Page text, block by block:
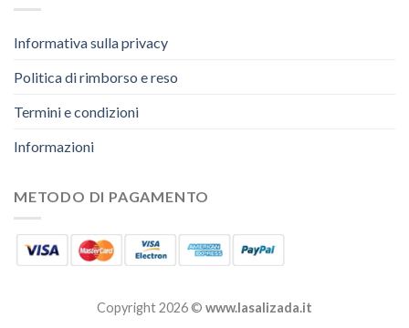
Informativa sulla privacy
Politica di rimborso e reso
Termini e condizioni
Informazioni
METODO DI PAGAMENTO
Copyright 2026 © www.lasalizada.it